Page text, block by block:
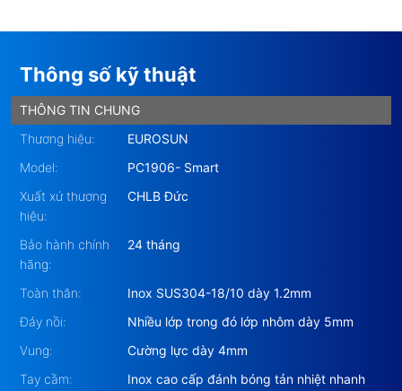
Thông số kỹ thuật
THÔNG TIN CHUNG
Thương hiệu:
EUROSUN
Model:
PC1906- Smart
Xuất xứ thương
hiệu:
CHLB Đức
Bảo hành chính
hãng:
24 tháng
Toàn thân:
Inox SUS304-18/10 dày 1.2mm
Đáy nồi:
Nhiều lớp trong đó lớp nhôm dày 5mm
Vung:
Cường lực dày 4mm
Tay cầm:
Inox cao cấp đánh bóng tản nhiệt nhanh